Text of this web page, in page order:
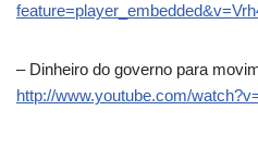
– Dinheiro do governo para
http://www.youtube.com/